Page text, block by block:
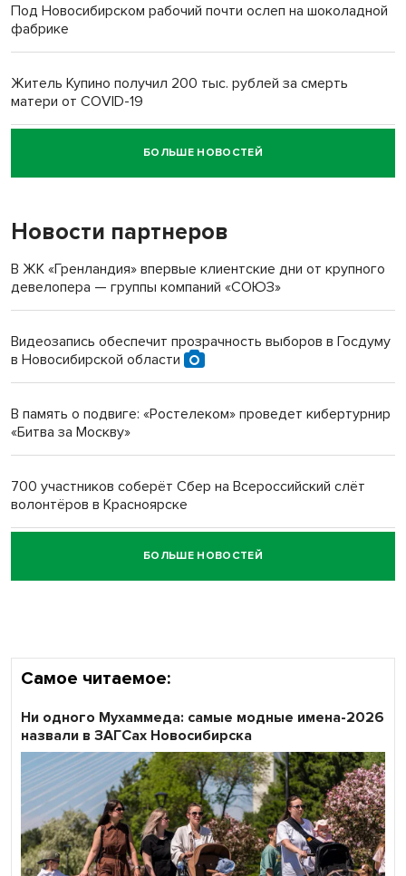
Под Новосибирском рабочий почти ослеп на шоколадной
фабрике
Житель Купино получил 200 тыс. рублей за смерть
матери от COVID-19
Новосибирский суд наказал водителя за смерть
пенсионерки на вокзале
«Мы живём на пастбище!»: в новосибирском селе лошади
терроризируют жителей
Инвалид получил условный срок за избиение врачей
Новосибирский преподаватель с женой вошли в топ-16
Обновлённое отделение ВТБ открылось в Искитиме
БОЛЬШЕ НОВОСТЕЙ
Новости партнеров
В ЖК «Гренландия» впервые клиентские дни от крупного
девелопера — группы компаний «СОЮЗ»
Видеозапись обеспечит прозрачность выборов в Госдуму
в Новосибирской области
В память о подвиге: «Ростелеком» проведет кибертурнир
«Битва за Москву»
700 участников соберёт Сбер на Всероссийский слёт
волонтёров в Красноярске
Честный выбор: видеонаблюдение обеспечит
объективность результатов ЕДГ в Новосибирской
БОЛЬШЕ НОВОСТЕЙ
Самое читаемое:
Ни одного Мухаммеда: самые модные имена-2026
назвали в ЗАГСах Новосибирска